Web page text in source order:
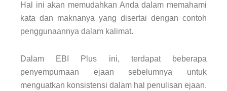
Hal ini akan memudahkan Anda dalam memahami
kata dan maknanya yang disertai dengan contoh
penggunaannya dalam kalimat.
Dalam EBI Plus ini, terdapat beberapa
penyempurnaan ejaan sebelumnya untuk
menguatkan konsistensi dalam hal penulisan ejaan.